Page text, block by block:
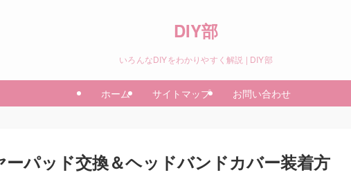
DIY部
いろんなDIYをわかりやすく解説 | DIY部
ホーム サイトマップ お問い合わせ
ーパッド交換＆ヘッドバンドカバー装着方